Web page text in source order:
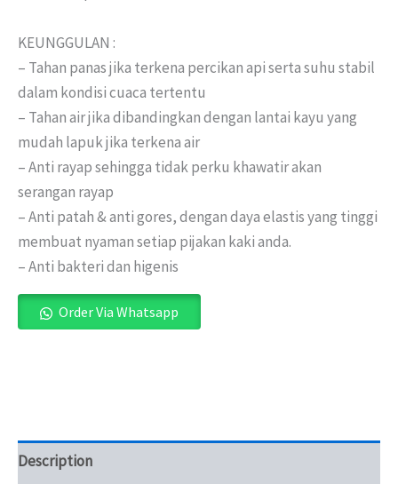
KEUNGGULAN :
– Tahan panas jika terkena percikan api serta suhu stabil
dalam kondisi cuaca tertentu
– Tahan air jika dibandingkan dengan lantai kayu yang
mudah lapuk jika terkena air
– Anti rayap sehingga tidak perku khawatir akan
serangan rayap
– Anti patah & anti gores, dengan daya elastis yang tinggi
membuat nyaman setiap pijakan kaki anda.
– Anti bakteri dan higenis
Order Via Whatsapp
Description